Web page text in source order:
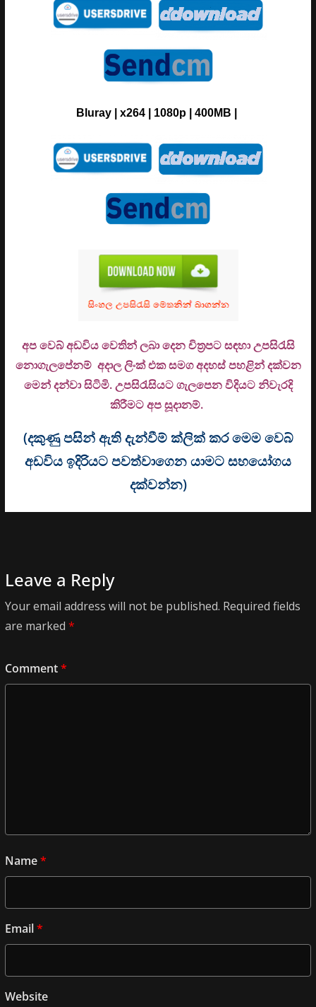
Bluray | x264 1080p | 400MB
අප වෙබ් අඩවිය වෙතින් ලබා දෙන චිත්‍රපට සඳහා උපසිරැසි
නොගැලපේනම් අදාල ලිංක් එක සමග අදහස් පහළින් දක්වන
මෙන් දන්වා සිටිමි. උපසිරැසියට ගැලපෙන විදියට නිවැරදි
කිරීමට අප සූදානම්.
(දකුණු පසින් ඇති දැන්වීම් ක්ලික් කර මෙම වෙබ්
අඩවිය ඉදිරියට පවත්වාගෙන යාමට සහයෝගය
දක්වන්න)
Leave a Reply
Your email address will not be published. Required fields
are marked *
Comment*
Name*
Email*
Website